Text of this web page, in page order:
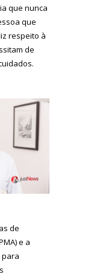
que nunca
que
respeito à
de
de
e a